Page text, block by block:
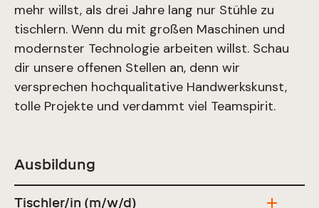
mehr willst, als drei Jahre lang nur Stühle zu
tischlern. Wenn du mit großen Maschinen und
modernster Technologie arbeiten willst. Schau
dir unsere offenen Stellen an, denn wir
versprechen hochqualitative Handwerkskunst,
tolle Projekte und verdammt viel Teamspirit.
Ausbildung
Tischler/in (m/w/d)